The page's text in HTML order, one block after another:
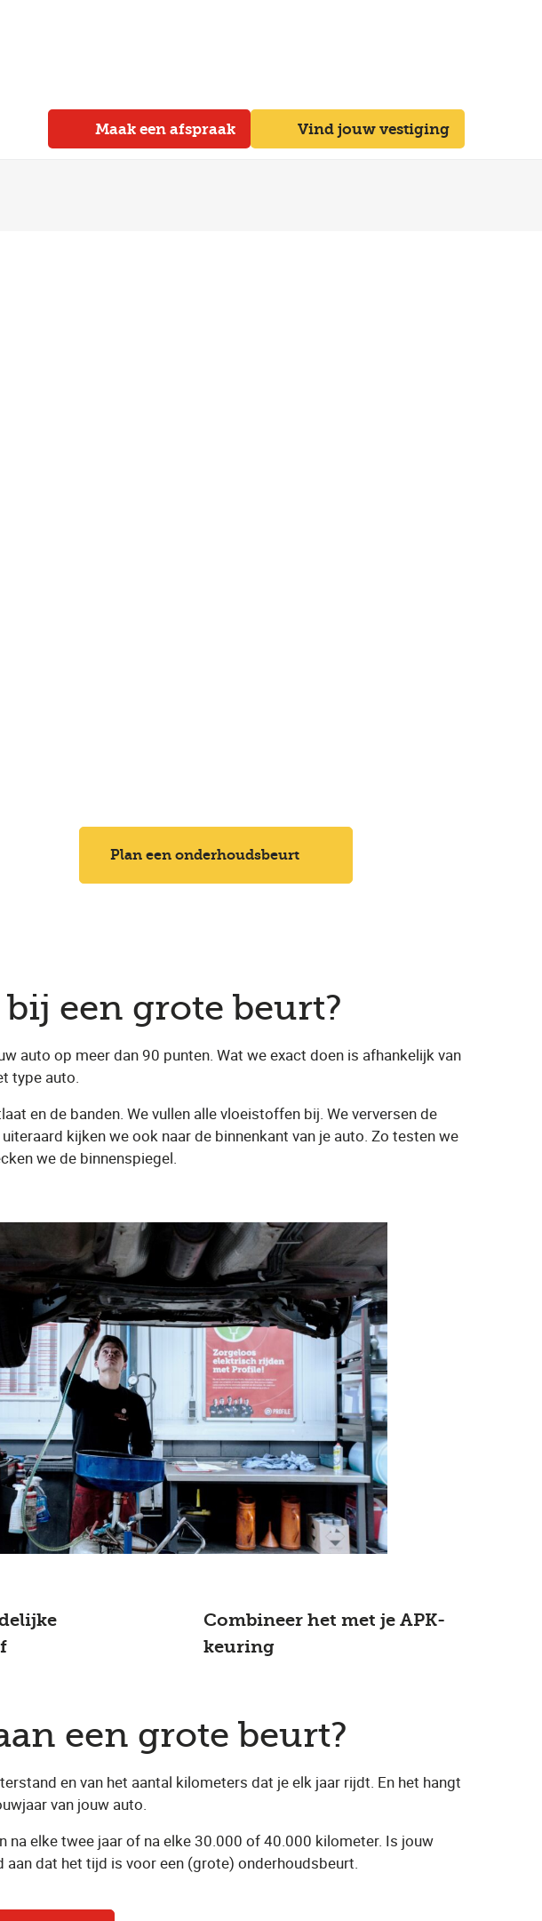
Maak een afspraak Vind jouw vestiging
Plan een onderhoudsbeurt
een grote beurt?
auto op meer dan 90 punten. Wat we exact doen is afhankelijk van
type auto.
en de banden. We vullen alle vloeistoffen bij. We verversen de
kijken we ook naar de binnenkant van je auto. Zo testen we
we de binnenspiegel.
Combineer het met je APK-
keuring
een grote beurt?
en van het aantal kilometers dat je elk jaar rijdt. En het hangt
van jouw auto.
elke twee jaar of na elke 30.000 of 40.000 kilometer. Is jouw
dat het tijd is voor een (grote) onderhoudsbeurt.